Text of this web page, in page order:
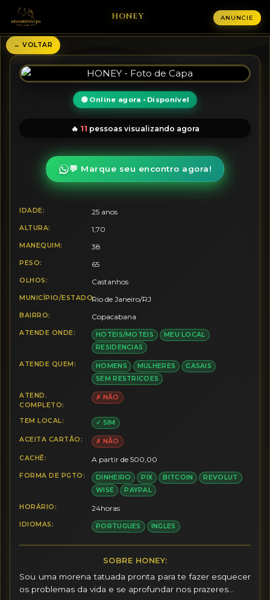
HONEY ANUNCIE
← VOLTAR
🟢 Online agora • Disponível
🔥 11 pessoas visualizando agora
💬 Marque seu encontro agora!
IDADE: 25 anos
ALTURA: 1,70
MANEQUIM: 38
PESO: 65
OLHOS: Castanhos
MUNICÍPIO/ESTADO:Rio de Janeiro/RJ
BAIRRO: Copacabana
ATENDE ONDE: HOTEIS/MOTEIS
MEU LOCAL
RESIDENCIAS
ATENDE QUEM: HOMENS MULHERES
CASAIS
SEM RESTRICOES
ATEND.
COMPLETO:
✗ NÃO
TEM LOCAL: ✓ SIM
ACEITA CARTÃO: ✗ NÃO
CACHÊ: A partir de 500,00
FORMA DE PGTO: DINHEIRO PIX BITCOIN
REVOLUT
WISE
PAYPAL
HORÁRIO: 24horas
IDIOMAS: PORTUGUES INGLES
SOBRE HONEY:
Sou uma morena tatuada pronta para te fazer esquecer
os problemas da vida e se aprofundar nos prazeres…